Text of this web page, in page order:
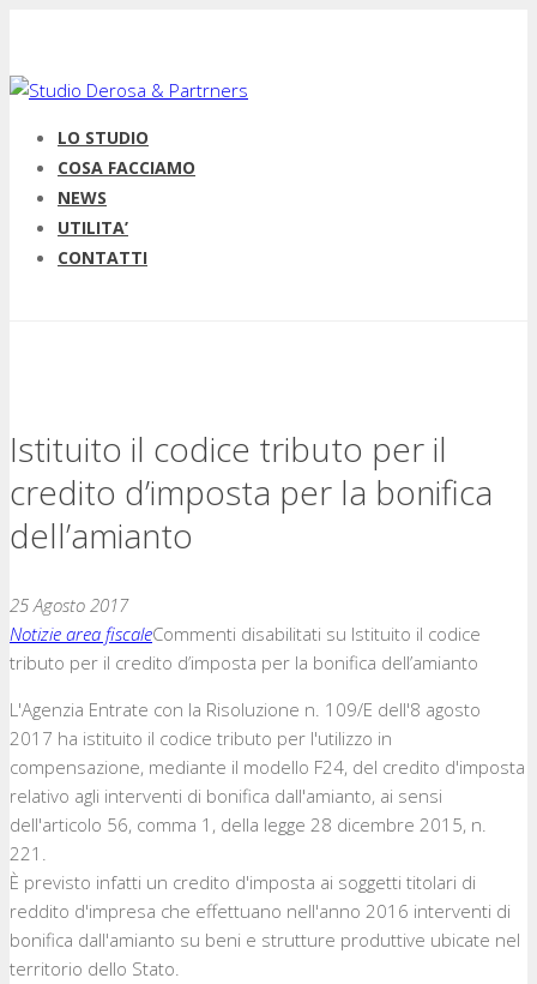
LO STUDIO
COSA FACCIAMO
NEWS
UTILITA’
CONTATTI
Istituito il codice tributo per il
credito d’imposta per la bonifica
dell’amianto
25 Agosto 2017
Notizie area fiscaleCommenti disabilitati su Istituito il codice
tributo per il credito d’imposta per la bonifica dell’amianto
L'Agenzia Entrate con la Risoluzione n. 109/E dell'8 agosto
2017 ha istituito il codice tributo per l'utilizzo in
compensazione, mediante il modello F24, del credito d'imposta
relativo agli interventi di bonifica dall'amianto, ai sensi
dell'articolo 56, comma 1, della legge 28 dicembre 2015, n.
221.
È previsto infatti un credito d'imposta ai soggetti titolari di
reddito d'impresa che effettuano nell'anno 2016 interventi di
bonifica dall'amianto su beni e strutture produttive ubicate nel
territorio dello Stato.